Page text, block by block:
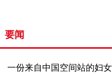
要闻
一份来自中国空间站的妇